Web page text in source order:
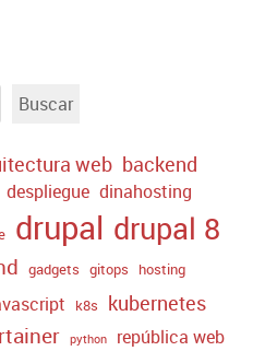
Buscar
web backend
despliegue dinahosting
drupal drupal 8
gadgets gitops
hosting
k8s
kubernetes
python república web